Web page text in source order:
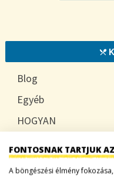
Blog
Egyéb
HOGYAN
FONTOSNAK TARTJUK
A böngészési élmény